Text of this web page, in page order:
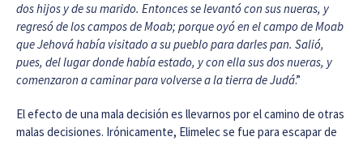
dos hijos y de su marido. Entonces se levantó con sus nueras, y
regresó de los campos de Moab; porque oyó en el campo de Moab
que Jehová había visitado a su pueblo para darles pan. Salió,
pues, del lugar donde había estado, y con ella sus dos nueras, y
comenzaron a caminar para volverse a la tierra de Judá.”
El efecto de una mala decisión es llevarnos por el camino de otras
malas decisiones. Irónicamente, Elimelec se fue para escapar de